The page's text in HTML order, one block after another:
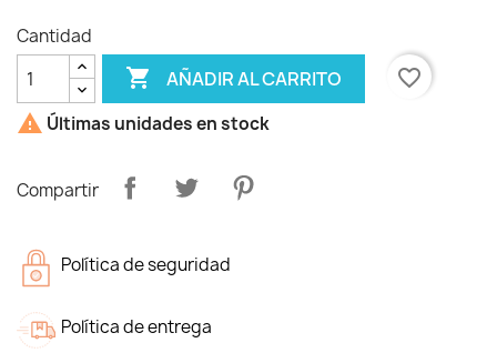
Cantidad
 AÑADIR AL CARRITO
favorite_border
 Últimas unidades en stock
Compartir
Política de seguridad
Política de entrega